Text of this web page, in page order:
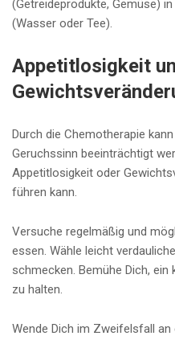
(Getreideprodukte, Gemüse)
(Wasser oder Tee).
Appetitlosigkeit
Durch die Chemotherapie
Geruchssinn beeinträchtigt
Appetitlosigkeit oder
führen kann.
Versuche regelmäßig und
essen. Wähle leicht
schmecken. Bemühe Dich,
zu halten.
Wende Dich im Zweifelsfall